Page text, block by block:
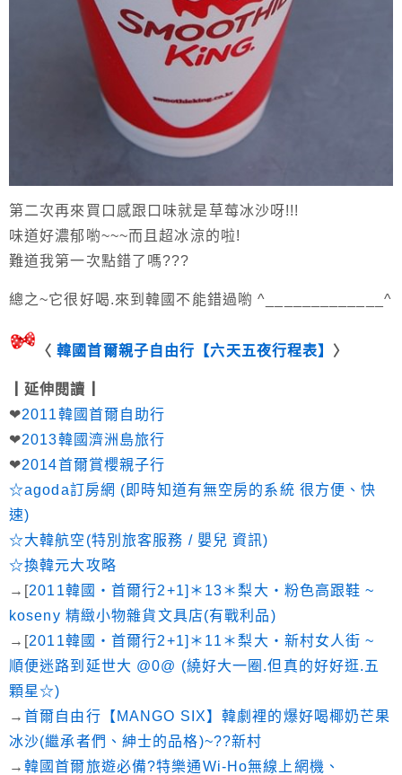
第二次再來買口感跟口味就是草莓冰沙呀!!!
味道好濃郁喲~~~而且超冰涼的啦!
難道我第一次點錯了嗎???
總之~它很好喝.來到韓國不能錯過喲 ^_____________^
〈韓國首爾親子自由行【六天五夜行程表】 〉
┃延伸閱讀┃
❤2011韓國首爾自助行
❤2013韓國濟洲島旅行
❤2014首爾賞櫻親子行
☆agoda訂房網 (即時知道有無空房的系統 很方便、快
速)
☆大韓航空(特別旅客服務 / 嬰兒 資訊)
☆換韓元大攻略
→[2011韓國‧首爾行2+1]＊13＊梨大‧粉色高跟鞋 ~
koseny 精緻小物雜貨文具店(有戰利品)
→[2011韓國‧首爾行2+1]＊11＊梨大‧新村女人街 ~
順便迷路到延世大 @0@ (繞好大一圈.但真的好好逛.五
顆星☆)
→首爾自由行【MANGO SIX】韓劇裡的爆好喝椰奶芒果
冰沙(繼承者們、紳士的品格)~??新村
→韓國首爾旅遊必備?特樂通Wi-Ho無線上網機、